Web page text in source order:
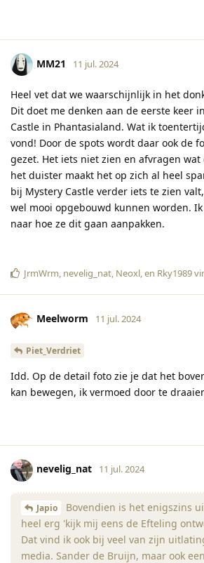
MM21 11 jul. 2024
Heel vet dat we waarschijnlijk in het
Dit doet me denken aan de eerste keer
Castle in Phantasialand. Wat ik
vond! Door de spots wordt daar ook de
gezet. Het iets niet zien en afvragen
het duister maakt het op zich al heel
bij Mystery Castle verder iets te zien
wel mooi opgebouwd kunnen worden.
naar hoe ze dit gaan aanpakken.
JrmWrm, nevelig_nat, Neoxl, en Rky1989
Meelworm 11 jul. 2024
Piet_Verdriet
Idd. Op de detail foto zie je dat het
kan bewegen, ik vermoed door te
nevelig_nat 11 jul. 2024
Japio
Bovendien is het enigszins
heel erg 'kijk mij eens de Efteling
Dat vind ik ook bij veel van zijn
media. Sander de Bruijn, maar ook